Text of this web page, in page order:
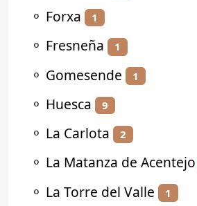
⚬ Forxa 1
⚬ Fresneña 1
⚬ Gomesende 1
⚬ Huesca 9
⚬ La Carlota 2
⚬ La Matanza de Acentejo
⚬ La Torre del Valle 1